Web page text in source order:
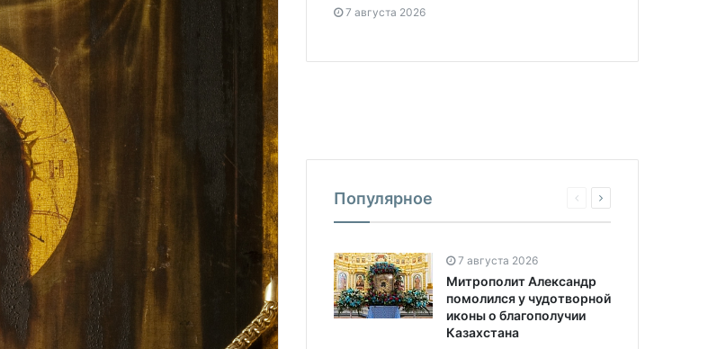
7 августа 2026
Популярное
7 августа 2026
Митрополит Александр
помолился у чудотворной
иконы о благополучии
Казахстана